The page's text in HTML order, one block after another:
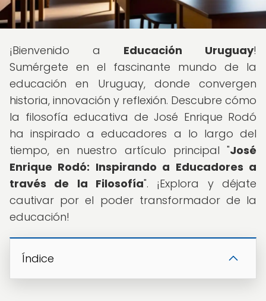
¡Bienvenido a Educación Uruguay!
Sumérgete en el fascinante mundo de la
educación en Uruguay, donde convergen
historia, innovación y reflexión. Descubre cómo
la filosofía educativa de José Enrique Rodó
ha inspirado a educadores a lo largo del
tiempo, en nuestro artículo principal "José
Enrique Rodó: Inspirando a Educadores a
través de la Filosofía". ¡Explora y déjate
cautivar por el poder transformador de la
educación!
Índice